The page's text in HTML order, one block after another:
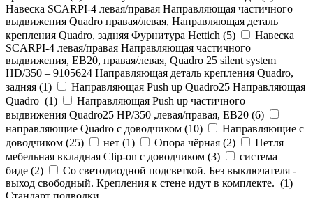
Навеска SCARPI-4 левая/правая Направляющая частичного
выдвижения Quadro правая/левая, Направляющая деталь
крепления Quadro, задняя Фурнитура Hettich (5)
Навеска
SCARPI-4 левая/правая Направляющая частичного
выдвижения, ЕВ20, правая/левая, Quadro 25 silent system
HD/350 – 9105624 Направляющая деталь крепления Quadro,
задняя (1)
Направляющая Push up Quadro25 Направляющая
Quadro (1)
Направляющая Push up частичного
выдвижения Quadro25 НР/350 ,левая/правая, ЕВ20 (6)
направляющие Quadro с доводчиком (10)
Направляющие с
доводчиком (25) нет (1) Опора чёрная (2)
Петля
мебельная вкладная Clip-on с доводчиком (3)
система
биде (2)
Со светодиодной подсветкой. Без выключателя -
выход свободный. Крепления к стене идут в комплекте. (1)
Стандарт подводки